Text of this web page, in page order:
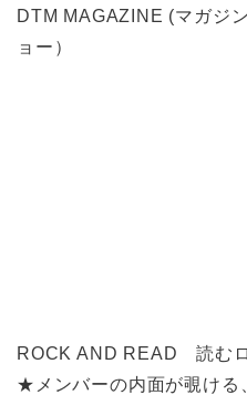
DTM MAGAZINE (マガジ
ョー）
ROCK AND READ 読む
★メンバーの内面が覗ける